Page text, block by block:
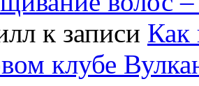
к записи Как
клубе